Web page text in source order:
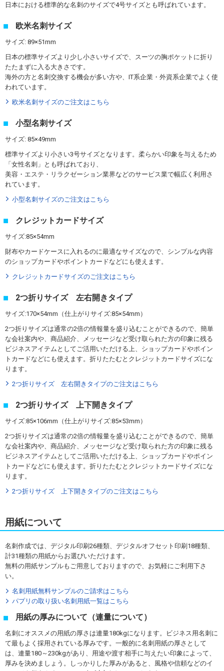
日本における標準的な名刺のサイズで4号サイズとも呼ばれています。
欧米名刺サイズ
サイズ: 89×51mm
日本の標準サイズより少し小さいサイズで、スーツの胸ポケットに折り
たたまずに入る大きさです。
海外の方と名刺交換する機会が多い方や、IT系企業・外資系企業でよく使
われています。
欧米名刺サイズのご注文はこちら
小型名刺サイズ
サイズ: 85×49mm
標準サイズより小さい3号サイズとなります。柔らかい印象を与えるため
「女性名刺」とも呼ばれており、
美容・エステ・リラクゼーション業界などのサービス業で幅広く利用さ
れています。
小型名刺サイズのご注文はこちら
クレジットカードサイズ
サイズ:85×54mm
財布やカードケースに入れるのに最適なサイズなので、シンプルな内容
のショップカードやポイントカードなどにも使えます。
クレジットカードサイズのご注文はこちら
2つ折りサイズ 左右開きタイプ
サイズ:170×54mm（仕上がりサイズ:85×54mm）
2つ折りサイズは通常の2倍の情報量を盛り込むことができるので、簡単
な会社案内や、商品紹介、メッセージなど受け取られた方の印象に残る
ビジネスアイテムとしてご活用いただける上、ショップカードやポイン
トカードなどにも使えます。折りたたむとクレジットカードサイズにな
ります。
2つ折りサイズ 左右開きタイプのご注文はこちら
2つ折りサイズ 上下開きタイプ
サイズ:85×106mm（仕上がりサイズ:85×53mm）
2つ折りサイズは通常の2倍の情報量を盛り込むことができるので、簡単
な会社案内や、商品紹介、メッセージなど受け取られた方の印象に残る
ビジネスアイテムとしてご活用いただける上、ショップカードやポイン
トカードなどにも使えます。折りたたむとクレジットカードサイズにな
ります。
2つ折りサイズ 上下開きタイプのご注文はこちら
用紙について
名刺作成では、デジタル印刷26種類、デジタルオフセット印刷18種類、
計31種類の用紙からお選びいただけます。
無料の用紙サンプルもご用意しておりますので、お気軽にご利用下さ
い。
名刺用紙無料サンプルのご請求はこちら
パプリの取り扱い名刺用紙一覧はこちら
用紙の厚みについて（連量について）
名刺にオススメの用紙の厚さは連量180kgになります。ビジネス用名刺に
て最もよく採用されている厚みです。一般的に名刺用紙の厚さとして
は、連量180～230kgがあり、用途や渡す相手に与えたい印象によって、
厚みを決めましょう。しっかりした厚みがあると、風格や信頼などのイ